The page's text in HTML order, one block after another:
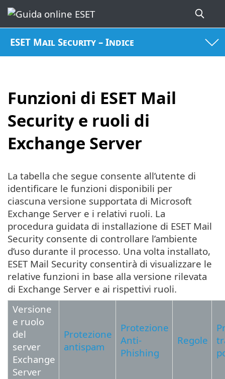
ESET Mail Security – Indice
Funzioni di ESET Mail
Security e ruoli di
Exchange Server
La tabella che segue consente all’utente di
identificare le funzioni disponibili per
ciascuna versione supportata di Microsoft
Exchange Server e i relativi ruoli. La
procedura guidata di installazione di ESET Mail
Security consente di controllare l’ambiente
d’uso durante il processo. Una volta installato,
ESET Mail Security consentirà di visualizzare le
relative funzioni in base alla versione rilevata
di Exchange Server e ai rispettivi ruoli.
Versione
e ruolo
del
server
Exchange
Server
Protezione
antispam
Protezione
Anti-
Phishing
Regole